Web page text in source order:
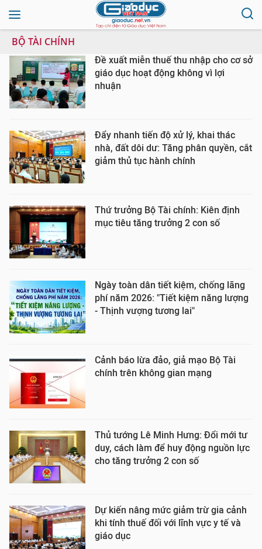
BỘ TÀI CHÍNH
Đề xuất miễn thuế thu nhập cho cơ sở
giáo dục hoạt động không vì lợi
nhuận
Đẩy nhanh tiến độ xử lý, khai thác
nhà, đất dôi dư: Tăng phân quyền, cắt
giảm thủ tục hành chính
Thứ trưởng Bộ Tài chính: Kiên định
mục tiêu tăng trưởng 2 con số
Ngày toàn dân tiết kiệm, chống lãng
phí năm 2026: "Tiết kiệm năng lượng
- Thịnh vượng tương lai"
Cảnh báo lừa đảo, giả mạo Bộ Tài
chính trên không gian mạng
Thủ tướng Lê Minh Hưng: Đổi mới tư
duy, cách làm để huy động nguồn lực
cho tăng trưởng 2 con số
Dự kiến nâng mức giảm trừ gia cảnh
khi tính thuế đối với lĩnh vực y tế và
giáo dục